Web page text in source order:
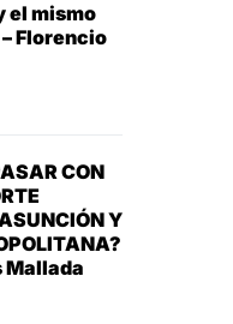
el mismo
Florencio
CON
Y
Mallada